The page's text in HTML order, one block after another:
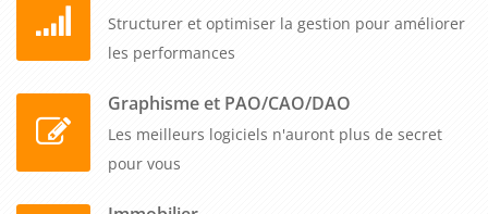
Structurer et optimiser la gestion pour améliorer
les performances
Graphisme et PAO/CAO/DAO
Les meilleurs logiciels n'auront plus de secret
pour vous